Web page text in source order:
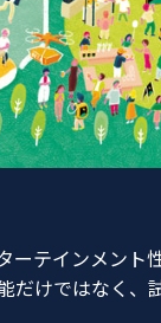
テインメント
けではなく、